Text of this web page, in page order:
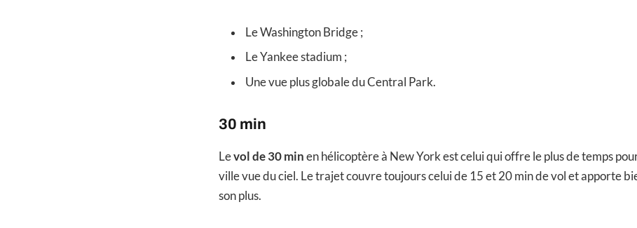
Le Washington Bridge ;
Le Yankee stadium ;
Une vue plus globale du Central Park.
30 min
Levol de 30 min en hélicoptère à New York est celui qui offre le plus de temps
ville vue du ciel. Le trajet couvre toujours celui de 15 et 20 min de vol et apporte
son plus.